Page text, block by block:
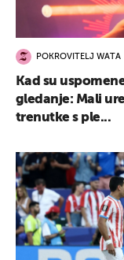
POKROVITELJ WATA
Kad su
gledanje: Mali
trenutke s ple...